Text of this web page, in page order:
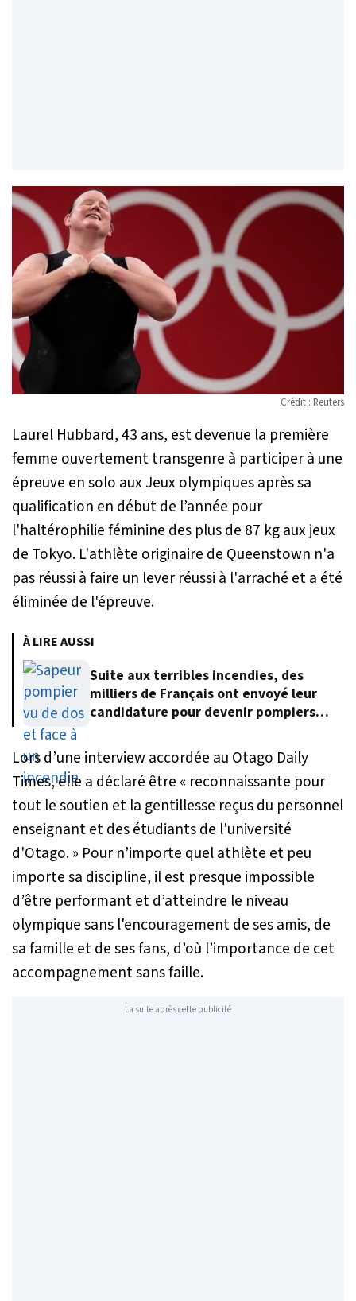
Crédit : Reuters
Laurel Hubbard, 43 ans, est devenue la première
femme ouvertement transgenre à participer à une
épreuve en solo aux Jeux olympiques après sa
qualification en début de l’année pour
l'haltérophilie féminine des plus de 87 kg aux jeux
de Tokyo. L'athlète originaire de Queenstown n'a
pas réussi à faire un lever réussi à l'arraché et a été
éliminée de l'épreuve.
À LIRE AUSSI
Suite aux terribles incendies, des
milliers de Français ont envoyé leur
candidature pour devenir pompiers
Lors d’une interview accordée au Otago Daily
Times, elle a déclaré être « reconnaissante pour
tout le soutien et la gentillesse reçus du personnel
enseignant et des étudiants de l'université
d'Otago. » Pour n’importe quel athlète et peu
importe sa discipline, il est presque impossible
d’être performant et d’atteindre le niveau
olympique sans l'encouragement de ses amis, de
sa famille et de ses fans, d’où l’importance de cet
accompagnement sans faille.
La suite après cette publicité